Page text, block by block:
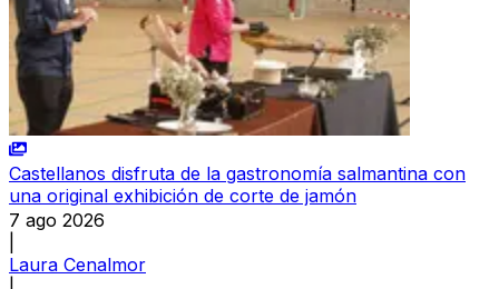
Castellanos disfruta de la gastronomía salmantina con
una original exhibición de corte de jamón
7 ago 2026
Laura Cenalmor